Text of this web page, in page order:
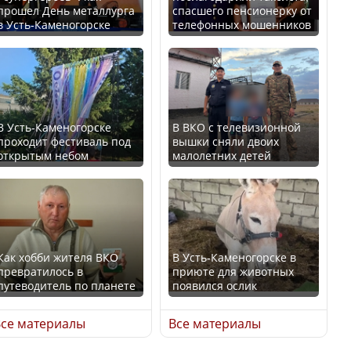
назвало
с самыми
зарплатными
интеллект
включили в
программу
Казахстане стало
получить
на
В России введены
дополнительные
ограничения для
казахстанских прав
Трамп официально
вступил в должность
президента США
Луну признали объектом
культурного наследия,
находящегося под
угрозой исчезновения
День металлурга
Усть-Каменогорске
Усть-Каменогорске
фестиваль под
небом
хобби жителя ВКО
в
по планете
материалы
спасшего пенсионерку от
телефонных мошенников
В ВКО с телевизионной
вышки сняли двоих
малолетних детей
В Усть-Каменогорске в
приюте для животных
появился ослик
Все материалы